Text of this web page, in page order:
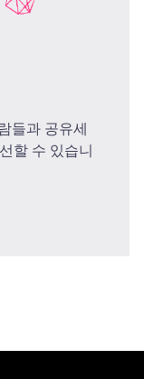
들과 공유세
할 수 있습니